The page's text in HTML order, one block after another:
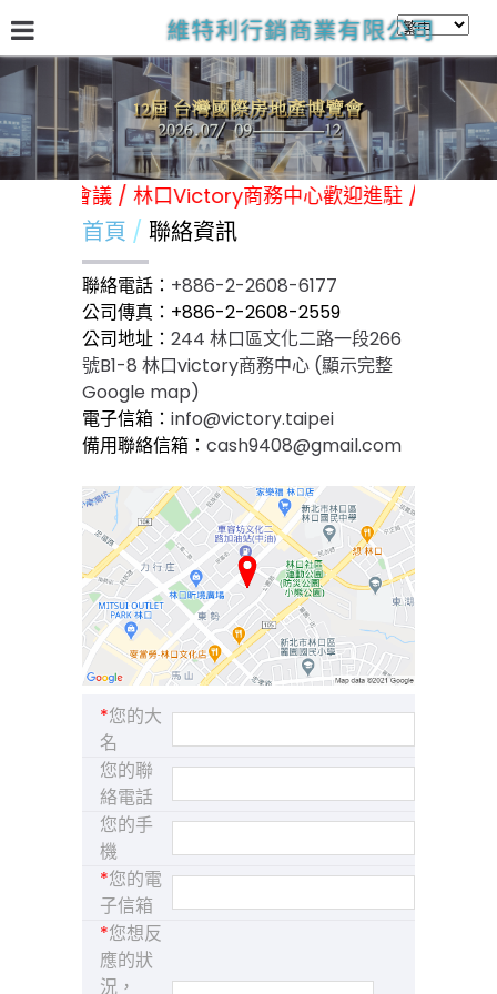
維特利行銷商業有限公司
關於我們 台灣國際房地產展 林口Victory商務中心 日
動 會議 / 林口Victory商務中心歡迎進駐 / 南投
首頁 聯絡資訊
聯絡電話： +886-2-2608-6177
公司傳真：+886-2-2608-2559
公司地址： 244 林口區文化二路一段266
號B1-8 林口victory商務中心 (顯示完整
Google map)
電子信箱： info@victory.taipei
備用聯絡信箱： cash9408@gmail.com
*您的大
名
您的聯
絡電話
您的手
機
*您的電
子信箱
*您想反
應的狀
況，